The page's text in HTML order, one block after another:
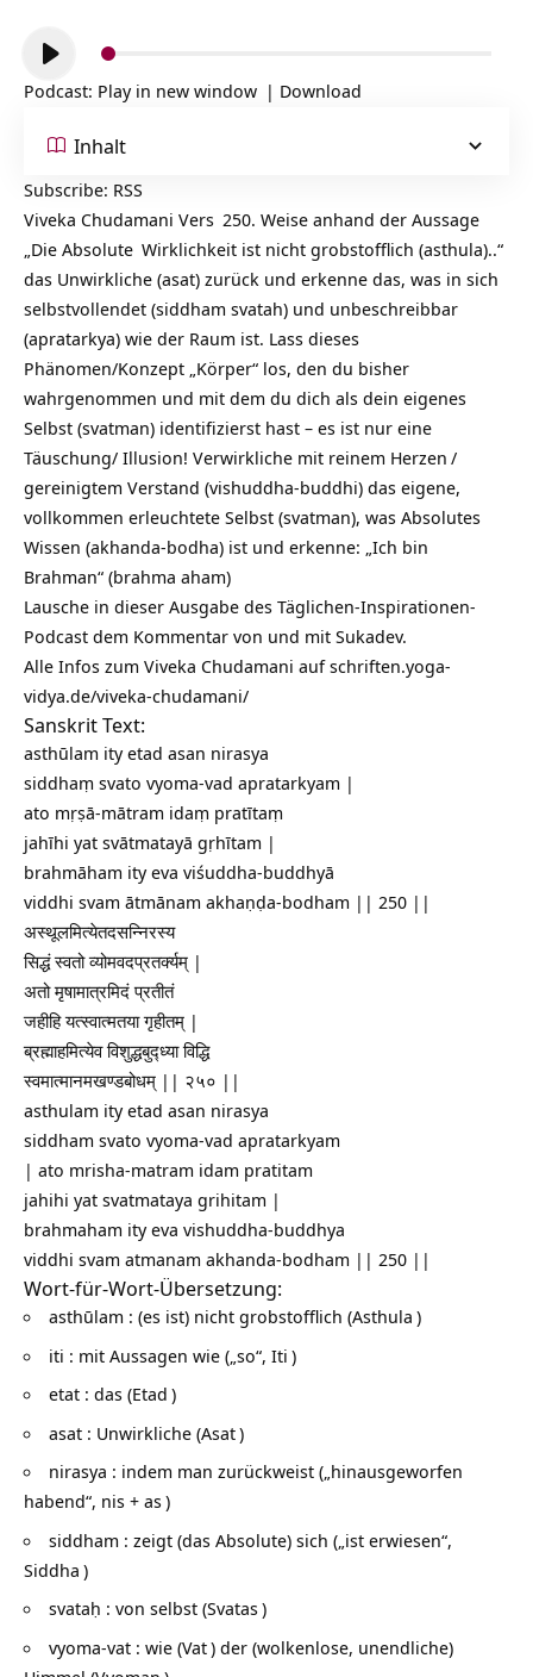
Audio-
Player
Podcast: Play in new window | Download
Inhalt
Subscribe: RSS
Viveka Chudamani Vers 250. Weise anhand der Aussage
„Die Absolute Wirklichkeit ist nicht grobstofflich (asthula)..“
das Unwirkliche (asat) zurück und erkenne das, was in sich
selbstvollendet (siddham svatah) und unbeschreibbar
(apratarkya) wie der Raum ist. Lass dieses
Phänomen/Konzept „Körper“ los, den du bisher
wahrgenommen und mit dem du dich als dein eigenes
Selbst (svatman) identifizierst hast – es ist nur eine
Täuschung/ Illusion! Verwirkliche mit reinem Herzen /
gereinigtem Verstand (vishuddha-buddhi) das eigene,
vollkommen erleuchtete Selbst (svatman), was Absolutes
Wissen (akhanda-bodha) ist und erkenne: „Ich bin
Brahman“ (brahma aham)
Lausche in dieser Ausgabe des Täglichen-Inspirationen-
Podcast dem Kommentar von und mit Sukadev.
Alle Infos zum Viveka Chudamani aufschriften.yoga-
vidya.de/viveka-chudamani/
Sanskrit Text:
asthūlam ity etad asan nirasya
siddhaṃ svato vyoma-vad apratarkyam |
ato mṛṣā-mātram idaṃ pratītaṃ
jahīhi yat svātmatayā gṛhītam |
brahmāham ity eva viśuddha-buddhyā
viddhi svam ātmānam akhaṇḍa-bodham || 250 ||
अस्थूलमित्येतदसन्निरस्य
सिद्धं स्वतो व्योमवदप्रतर्क्यम् |
अतो मृषामात्रमिदं प्रतीतं
जहीहि यत्स्वात्मतया गृहीतम् |
ब्रह्माहमित्येव विशुद्धबुद्ध्या विद्धि
स्वमात्मानमखण्डबोधम् || २५० ||
asthulam ity etad asan nirasya
siddham svato vyoma-vad apratarkyam
| ato mrisha-matram idam pratitam
jahihi yat svatmataya grihitam |
brahmaham ity eva vishuddha-buddhya
viddhi svam atmanam akhanda-bodham || 250 ||
Wort-für-Wort-Übersetzung:
asthūlam : (es ist) nicht grobstofflich (Asthula )
iti : mit Aussagen wie („so“, Iti )
etat : das (Etad )
asat : Unwirkliche (Asat)
nirasya : indem man zurückweist („hinausgeworfen
habend“, nis + as)
siddham : zeigt (das Absolute) sich („ist erwiesen“,
Siddha )
svataḥ : von selbst (Svatas)
vyoma-vat : wie (Vat) der (wolkenlose, unendliche)